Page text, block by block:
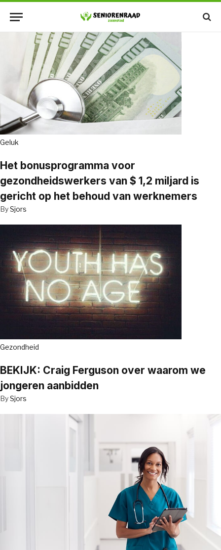
Geluk
Het bonusprogramma voor
gezondheidswerkers van $ 1,2 miljard is
gericht op het behoud van werknemers
BySjors
Gezondheid
BEKIJK: Craig Ferguson over waarom we
jongeren aanbidden
BySjors